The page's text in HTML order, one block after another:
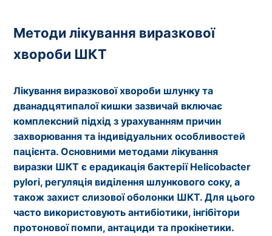
Методи лікування виразкової
хвороби ШКТ
Лікування виразкової хвороби шлунку та
дванадцятипалої кишки зазвичай включає
комплексний підхід з урахуванням причин
захворювання та індивідуальних особливостей
пацієнта. Основними методами лікування
виразки ШКТ є ерадикація бактерії Helicobacter
pylori, регуляція виділення шлункового соку, а
також захист слизової оболонки ШКТ. Для цього
часто використовують антибіотики, інгібітори
протонової помпи, антациди та прокінетики.